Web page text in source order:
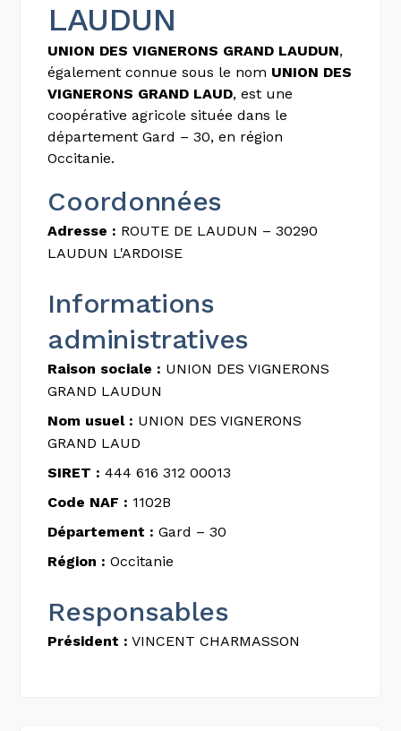
LAUDUN
UNION DES VIGNERONS GRAND LAUDUN,
également connue sous le nom UNION DES
VIGNERONS GRAND LAUD, est une
coopérative agricole située dans le
département Gard – 30, en région
Occitanie.
Coordonnées
Adresse : ROUTE DE LAUDUN – 30290
LAUDUN L'ARDOISE
Informations
administratives
Raison sociale : UNION DES VIGNERONS
GRAND LAUDUN
Nom usuel : UNION DES VIGNERONS
GRAND LAUD
SIRET : 444 616 312 00013
Code NAF : 1102B
Département : Gard – 30
Région : Occitanie
Responsables
Président : VINCENT CHARMASSON